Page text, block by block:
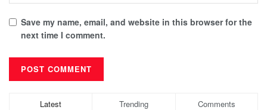
Save my name, email, and website in this browser for the
next time I comment.
Latest Trending Comments